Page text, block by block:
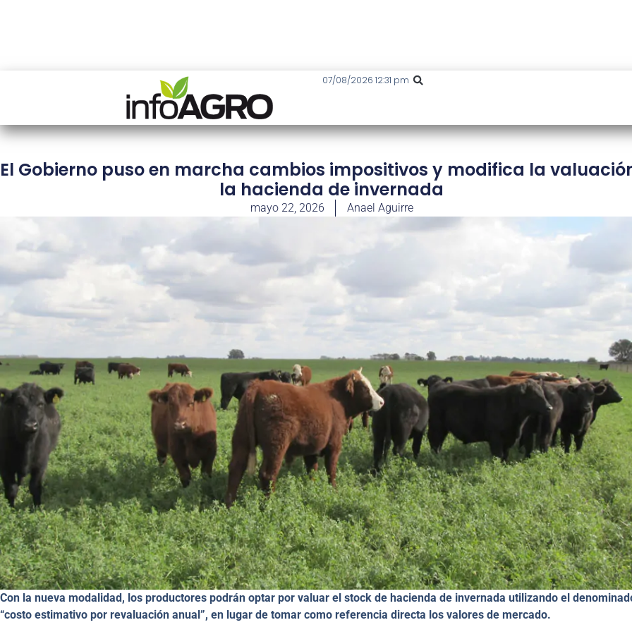
07/08/2026 12:31 pm
El Gobierno puso en marcha cambios impositivos y modifica la
la hacienda de invernada
mayo 22, 2026 Anael Aguirre
Con la nueva modalidad, los productores podrán optar por valuar el stock de hacienda de invernada utilizando el
“costo estimativo por revaluación anual”, en lugar de tomar como referencia directa los valores de mercado.